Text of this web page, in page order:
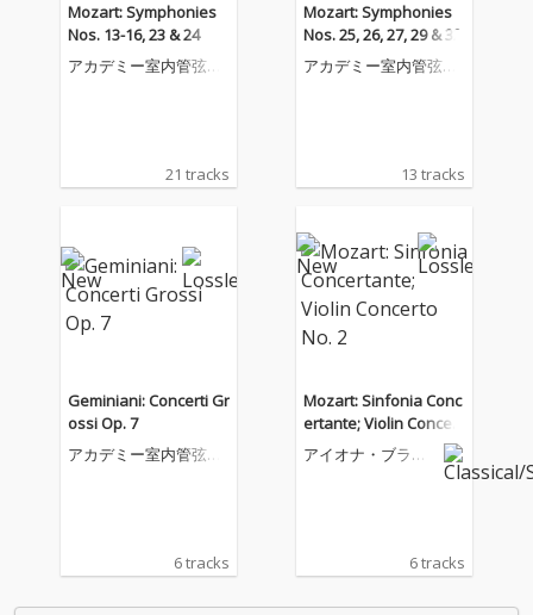
Mozart: Symphonies
Nos. 13-16, 23 & 24
アカデミー室内管弦楽
21 tracks
Mozart: Symphonies
Nos. 25, 26, 27, 29 & 32
アカデミー室内管弦楽
13 tracks
Geminiani: Concerti Gr
ossi Op. 7
アカデミー室内管弦楽
6 tracks
Mozart: Sinfonia Conc
ertante; Violin Concert
o No. 2
アイオナ・ブラウ
6 tracks